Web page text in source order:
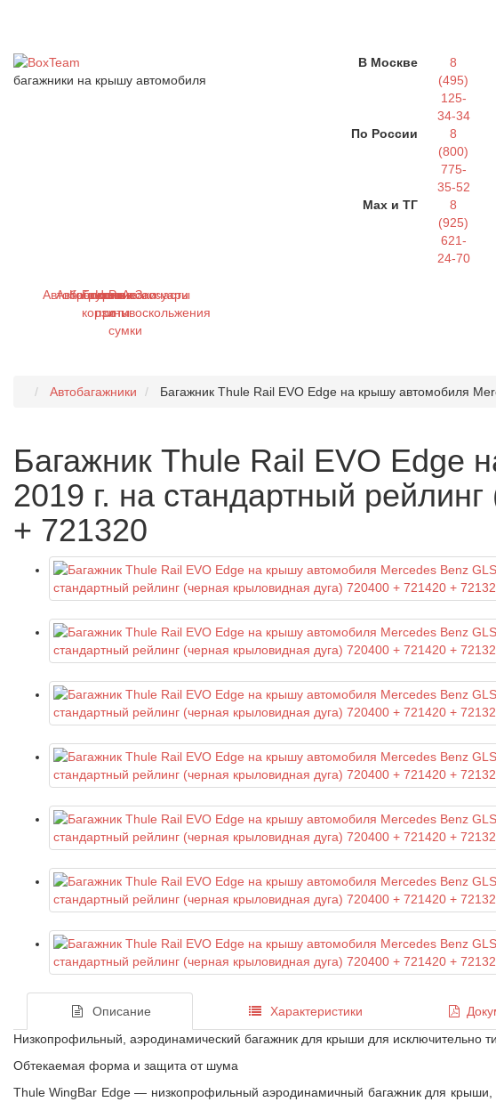
багажники на крышу автомобиля
В Москве
8
(495)
125-
34-34
По России
8
(800)
775-
35-52
Max и ТГ
8
(925)
621-
24-70
Автобагажники
Автобоксы
Крепления
Грузовые
корзины
Цепи
противоскольжения
Рюкзаки
и
сумки
Аксессуары
Запчасти
Автобагажники Багажник Thule Rail EVO Edge на крышу автомобиля
Багажник Thule Rail EVO Edge
2019 г. на стандартный
+ 721320
Описание Характеристики
Низкопрофильный, аэродинамический багажник для крыши для исключительно
Обтекаемая форма и защита от шума
Thule WingBar Edge — низкопрофильный аэродинамичный багажник для